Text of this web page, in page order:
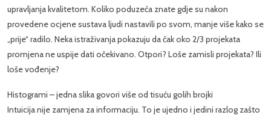
upravljanja kvalitetom. Koliko poduzeća znate gdje su nakon
provedene ocjene sustava ljudi nastavili po svom, manje više kako se
„prije“ radilo. Neka istraživanja pokazuju da čak oko 2/3 projekata
promjena ne uspije dati očekivano. Otpori? Loše zamisli projekata? Ili
loše vođenje?
Histogrami – jedna slika govori više od tisuću golih brojki
Intuicija nije zamjena za informaciju. To je ujedno i jedini razlog zašto